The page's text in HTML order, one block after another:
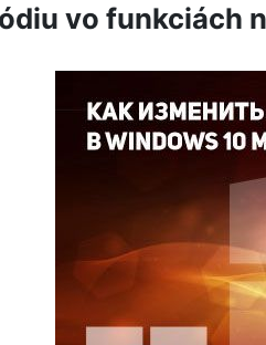
vo funkciách